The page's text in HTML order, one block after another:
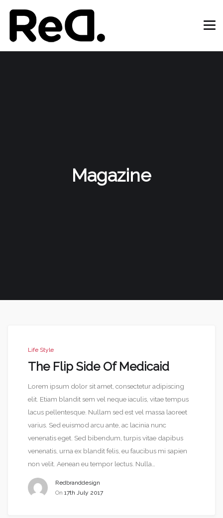
Magazine
Life Style
The Flip Side Of Medicaid
Lorem ipsum dolor sit amet, consectetur adipiscing
elit. Etiam blandit sem vel neque iaculis, vitae tempus
lacus pellentesque. Nullam sed est vel massa laoreet
varius. Sed euismod arcu ante, ac lacinia nunc
venenatis eget. Sed bibendum, turpis vitae dapibus
venenatis, urna ex blandit felis, eu faucibus mi sapien
non velit. Aenean eu tempor lectus. Nulla…
Redbranddesign
On 17th July 2017